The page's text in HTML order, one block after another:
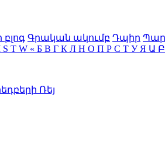
Գրական ակումբ Դպիր
S T W « Б В Г К Л Н О П Р С Т УЯ Ա Բ
Ռեյ